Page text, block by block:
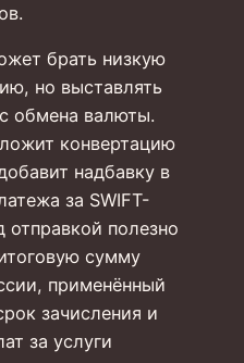
брать низкую
но выставлять
обмена валюты.
конвертацию
надбавку в
за SWIFT-
отправкой полезно
сумму
применённый
зачисления и
за услуги